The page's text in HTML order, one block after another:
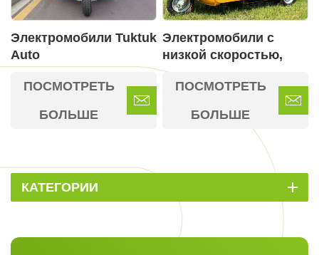
Электромобили Tuktuk
Auto
ПОСМОТРЕТЬ
БОЛЬШЕ
Электромобили с
низкой скоростью,
разрешенные для
движения по дорогам
общего пользования
ПОСМОТРЕТЬ
БОЛЬШЕ
КАТЕГОРИИ